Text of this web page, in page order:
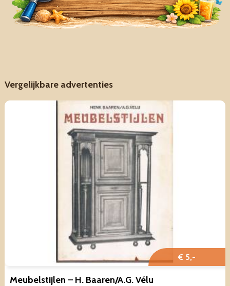
Vergelijkbare advertenties
€ 5,-
Meubelstijlen – H. Baaren/A.G. Vélu